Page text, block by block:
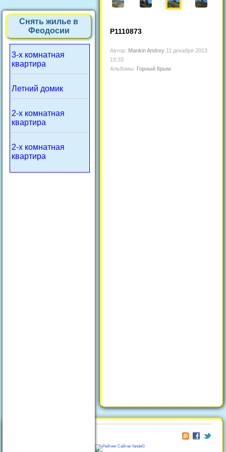
Снять жилье в
Феодосии
3-х комнатная
квартира
Летний домик
2-х комнатная
квартира
2-х комнатная
квартира
P1110873
Автор: Mankin Andrey 11 декабря 2013
19:33
Альбомы: Горный Крым